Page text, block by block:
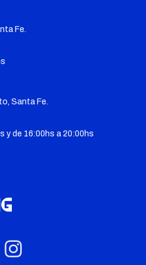
Fe.
Santa Fe.
y de 16:00hs a 20:00hs